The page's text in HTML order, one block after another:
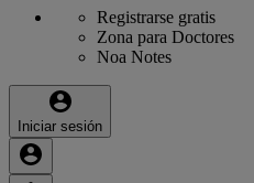
Registrarse gratis
Zona para Doctores
Noa Notes
Iniciar sesión